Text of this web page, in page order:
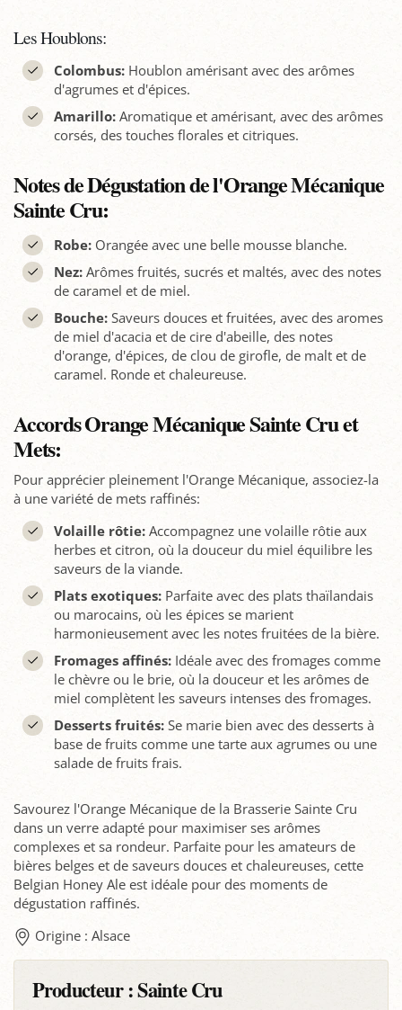
Les Houblons:
Colombus:Houblon amérisant avec des arômes
d'agrumes et d'épices.
Amarillo:Aromatique et amérisant, avec des arômes
corsés, des touches florales et citriques.
Notes de Dégustation de l'Orange Mécanique
Sainte Cru:
Robe:Orangée avec une belle mousse blanche.
Nez:Arômes fruités, sucrés et maltés, avec des notes
de caramel et de miel.
Bouche:Saveurs douces et fruitées, avec des aromes
de miel d'acacia et de cire d'abeille, des notes
d'orange, d'épices, de clou de girofle, de malt et de
caramel. Ronde et chaleureuse.
Accords Orange Mécanique Sainte Cru et
Mets:
Pour apprécier pleinement l'Orange Mécanique, associez-la
à une variété de mets raffinés:
Volaille rôtie:Accompagnez une volaille rôtie aux
herbes et citron, où la douceur du miel équilibre les
saveurs de la viande.
Plats exotiques:Parfaite avec des plats thaïlandais
ou marocains, où les épices se marient
harmonieusement avec les notes fruitées de la bière.
Fromages affinés:Idéale avec des fromages comme
le chèvre ou le brie, où la douceur et les arômes de
miel complètent les saveurs intenses des fromages.
Desserts fruités:Se marie bien avec des desserts à
base de fruits comme une tarte aux agrumes ou une
salade de fruits frais.
Savourez l'Orange Mécanique de la Brasserie Sainte Cru
dans un verre adapté pour maximiser ses arômes
complexes et sa rondeur. Parfaite pour les amateurs de
bières belges et de saveurs douces et chaleureuses, cette
Belgian Honey Ale est idéale pour des moments de
dégustation raffinés.
Origine : Alsace
Producteur :Sainte Cru